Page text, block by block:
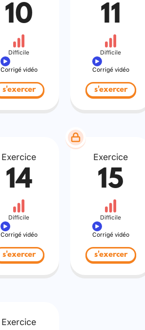
10
Difficile
Corrigé vidéo
s'exercer
11
Difficile
Corrigé vidéo
s'exercer
Exercice
14
Difficile
Corrigé vidéo
s'exercer
Exercice
15
Difficile
Corrigé vidéo
s'exercer
Exercice